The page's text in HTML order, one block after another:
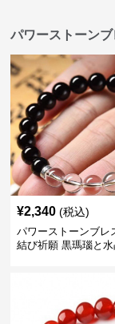
パワーストーン
¥2,340 (税込)
パワーストーンブレ
結び祈願 黒瑪瑙と